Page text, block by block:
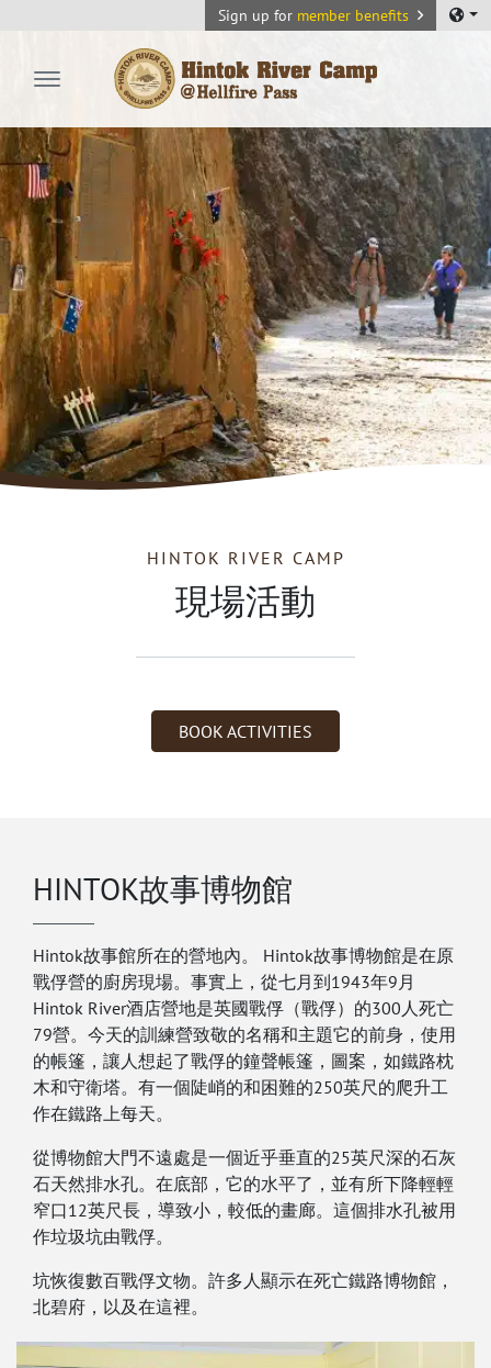
Sign up for member benefits
HINTOK RIVER CAMP
現場活動
BOOK ACTIVITIES
HINTOK故事博物館
Hintok故事館所在的營地內。 Hintok故事博物館是在原
戰俘營的廚房現場。事實上，從七月到1943年9月
Hintok River酒店營地是英國戰俘（戰俘）的300人死亡
79營。今天的訓練營致敬的名稱和主題它的前身，使用
的帳篷，讓人想起了戰俘的鐘聲帳篷，圖案，如鐵路枕
木和守衛塔。有一個陡峭的和困難的250英尺的爬升工
作在鐵路上每天。
從博物館大門不遠處是一個近乎垂直的25英尺深的石灰
石天然排水孔。在底部，它的水平了，並有所下降輕輕
窄口12英尺長，導致小，較低的畫廊。這個排水孔被用
作垃圾坑由戰俘。
坑恢復數百戰俘文物。許多人顯示在死亡鐵路博物館，
北碧府，以及在這裡。